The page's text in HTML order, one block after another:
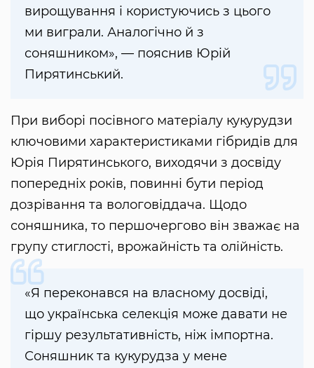
вирощування і користуючись з цього
ми виграли. Аналогічно й з
соняшником», — пояснив Юрій
Пирятинський.
При виборі посівного матеріалу кукурудзи
ключовими характеристиками гібридів для
Юрія Пирятинського, виходячи з досвіду
попередніх років, повинні бути період
дозрівання та вологовіддача. Щодо
соняшника, то першочергово він зважає на
групу стиглості, врожайність та олійність.
«Я переконався на власному досвіді,
що українська селекція може давати не
гіршу результативність, ніж імпортна.
Соняшник та кукурудза у мене